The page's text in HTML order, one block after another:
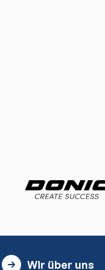
Wir über uns